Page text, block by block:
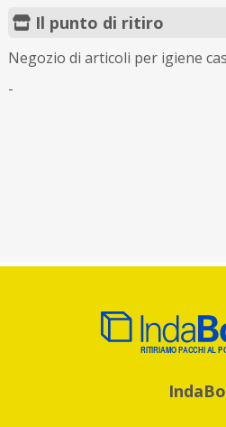
Il punto di ritiro
Negozio di articoli per igiene
-